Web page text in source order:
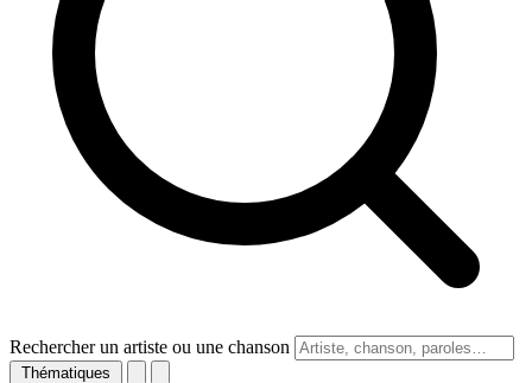
Rechercher un artiste ou une chanson
Thématiques